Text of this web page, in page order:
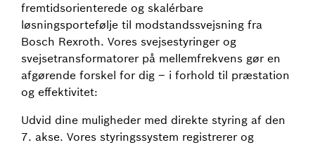
fremtidsorienterede og skalérbare
løsningsportefølje til modstandssvejsning fra
Bosch Rexroth. Vores svejsestyringer og
svejsetransformatorer på mellemfrekvens gør en
afgørende forskel for dig – i forhold til præstation
og effektivitet:
Udvid dine muligheder med direkte styring af den
7. akse. Vores styringssystem registrerer og